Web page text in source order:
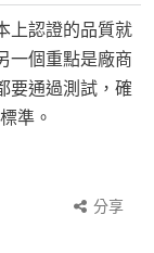
上認證的品質就
一個重點是廠商
要通過測試，確
準。
分享